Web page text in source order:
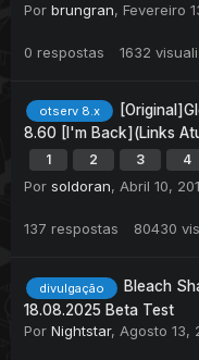
Por brungran, Fevereiro
0 respostas 1632
otserv 8.x
8.60 [I'm Back](Links
1 2 3 4
Por soldoran, Abril 10,
137 respostas 80430
divulgação
Bleach
18.08.2025 Beta Test
Por Nightstar, Agosto 13,